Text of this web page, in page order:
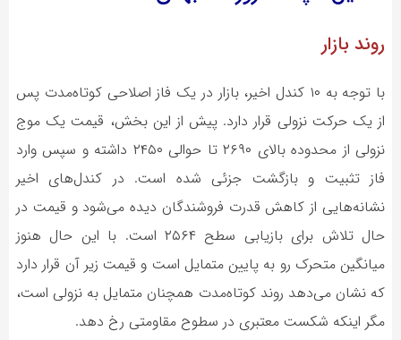
روند بازار
با توجه به ۱۰ کندل اخیر، بازار در یک فاز اصلاحی کوتاه‌مدت پس
از یک حرکت نزولی قرار دارد. پیش از این بخش، قیمت یک موج
نزولی از محدوده بالای ۲۶۹۰ تا حوالی ۲۴۵۰ داشته و سپس وارد
فاز تثبیت و بازگشت جزئی شده است. در کندل‌های اخیر
نشانه‌هایی از کاهش قدرت فروشندگان دیده می‌شود و قیمت در
حال تلاش برای بازیابی سطح ۲۵۶۴ است. با این حال هنوز
میانگین متحرک رو به پایین متمایل است و قیمت زیر آن قرار دارد
که نشان می‌دهد روند کوتاه‌مدت همچنان متمایل به نزولی است،
مگر اینکه شکست معتبری در سطوح مقاومتی رخ دهد.